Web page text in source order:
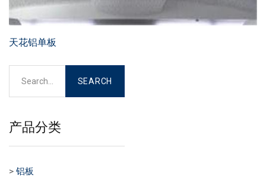
天花铝单板
产品分类
> 铝板